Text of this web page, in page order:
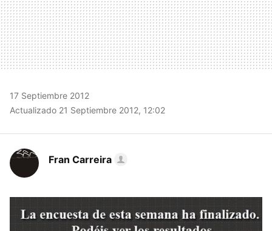
17 Septiembre 2012
Actualizado 21 Septiembre 2012, 12:02
Fran Carreira